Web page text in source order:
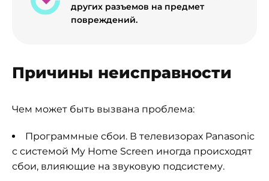
других разъемов на предмет
повреждений.
Причины неисправности
Чем может быть вызвана проблема:
Программные сбои. В телевизорах Panasonic
с системой My Home Screen иногда происходят
сбои, влияющие на звуковую подсистему.